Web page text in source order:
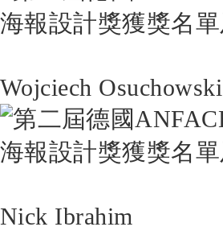
Wojciech Osuchowski
Nick Ibrahim